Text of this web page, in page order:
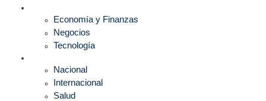
Economía y Finanzas
Negocios
Tecnología
Nacional
Internacional
Salud